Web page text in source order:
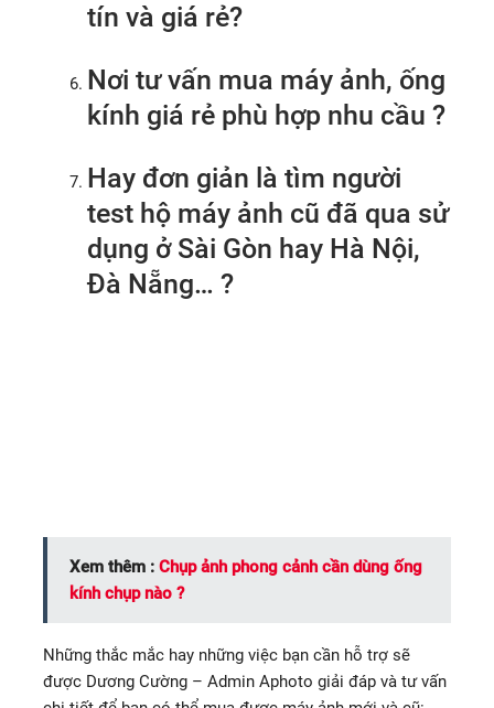
tín và giá rẻ?
Nơi tư vấn mua máy ảnh, ống
kính giá rẻ phù hợp nhu cầu ?
Hay đơn giản là tìm người
test hộ máy ảnh cũ đã qua sử
dụng ở Sài Gòn hay Hà Nội,
Đà Nẵng… ?
Xem thêm : Chụp ảnh phong cảnh cần dùng ống
kính chụp nào ?
Những thắc mắc hay những việc bạn cần hỗ trợ sẽ
được Dương Cường – Admin Aphoto giải đáp và tư vấn